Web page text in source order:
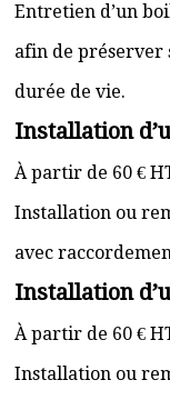
Entretien d’un
afin de préserver
durée de vie.
Installation
À partir de 60 €
Installation ou
avec
Installation
À partir de 60 €
Installation ou